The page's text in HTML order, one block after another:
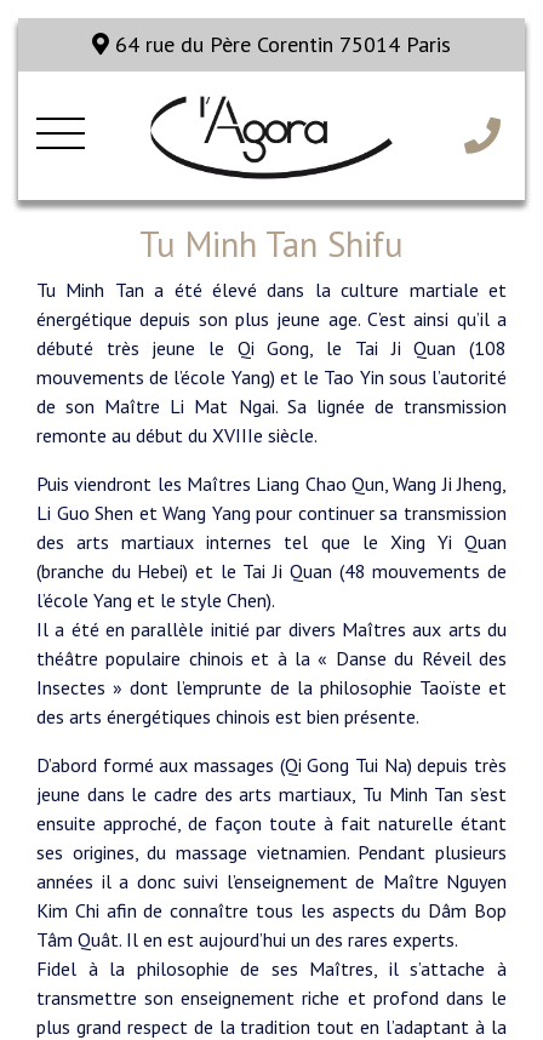
64 rue du Père Corentin 75014 Paris
Tu Minh Tan Shifu
Tu Minh Tan a été élevé dans la culture martiale et
énergétique depuis son plus jeune age. C’est ainsi qu’il a
débuté très jeune le Qi Gong, le Tai Ji Quan (108
mouvements de l’école Yang) et le Tao Yin sous l’autorité
de son Maître Li Mat Ngai. Sa lignée de transmission
remonte au début du XVIIIe siècle.
Puis viendront les Maîtres Liang Chao Qun, Wang Ji Jheng,
Li Guo Shen et Wang Yang pour continuer sa transmission
des arts martiaux internes tel que le Xing Yi Quan
(branche du Hebei) et le Tai Ji Quan (48 mouvements de
l’école Yang et le style Chen).
Il a été en parallèle initié par divers Maîtres aux arts du
théâtre populaire chinois et à la « Danse du Réveil des
Insectes » dont l’emprunte de la philosophie Taoïste et
des arts énergétiques chinois est bien présente.
D’abord formé aux massages (Qi Gong Tui Na) depuis très
jeune dans le cadre des arts martiaux, Tu Minh Tan s’est
ensuite approché, de façon toute à fait naturelle étant
ses origines, du massage vietnamien. Pendant plusieurs
années il a donc suivi l’enseignement de Maître Nguyen
Kim Chi afin de connaître tous les aspects du Dâm Bop
Tâm Quât. Il en est aujourd’hui un des rares experts.
Fidel à la philosophie de ses Maîtres, il s’attache à
transmettre son enseignement riche et profond dans le
plus grand respect de la tradition tout en l’adaptant à la